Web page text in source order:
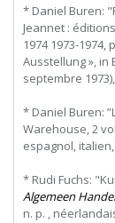
* Daniel Buren:
Jeannet :
1974 1973-1974,
Ausstellung », in
septembre
* Daniel Buren:
Warehouse, 2
espagnol,
* Rudi Fuchs:
Algemeen
n. p. ,